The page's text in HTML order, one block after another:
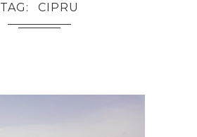
TAG CIPRU